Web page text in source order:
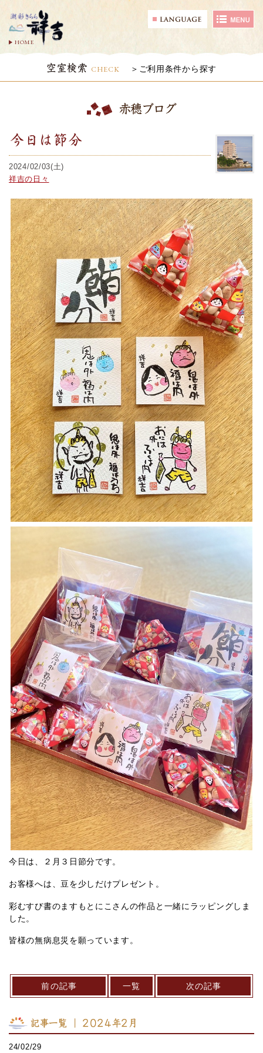
HOME
空室検索 CHECK ご利用条件から探す
赤穂ブログ
今日は節分
2024/02/03(土)
祥吉の日々
今日は、２月３日節分です。
お客様へは、豆を少しだけプレゼント。
彩むすび書のますもとにこさんの作品と一緒にラッピングしま
した。
皆様の無病息災を願っています。
前の記事 一覧 次の記事
記事一覧 ｜ 2024年2月
24/02/29